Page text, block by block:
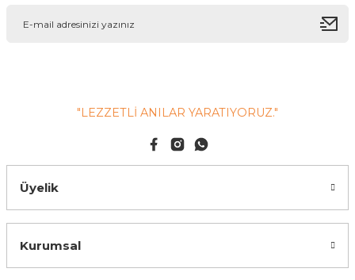
"LEZZETLİ ANILAR YARATIYORUZ."
Üyelik
Kurumsal